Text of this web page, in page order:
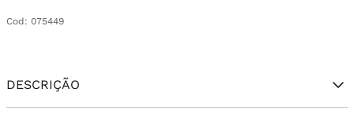
Cod : 075449
DESCRIÇÃO